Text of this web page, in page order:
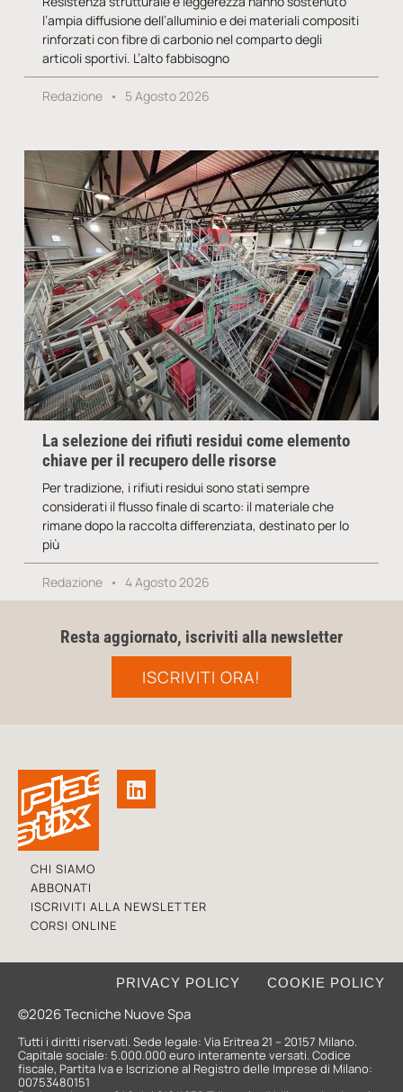
l’ampia diffusione dell’alluminio e dei materiali compositi
rinforzati con fibre di carbonio nel comparto degli
articoli sportivi. L’alto fabbisogno
Redazione 5 Agosto 2026
La selezione dei rifiuti residui come elemento
chiave per il recupero delle risorse
Per tradizione, i rifiuti residui sono stati sempre
considerati il flusso finale di scarto: il materiale che
rimane dopo la raccolta differenziata, destinato per lo
più
Redazione 4 Agosto 2026
Resta aggiornato, iscriviti alla newsletter
ISCRIVITI ORA!
CHI SIAMO
ABBONATI
ISCRIVITI ALLA NEWSLETTER
CORSI ONLINE
©2026 Tecniche Nuove Spa
PRIVACY POLICY COOKIE POLICY
Tutti i diritti riservati. Sede legale: Via Eritrea 21 – 20157 Milano.
Capitale sociale: 5.000.000 euro interamente versati. Codice
fiscale, Partita Iva e Iscrizione al Registro delle Imprese di Milano:
00753480151